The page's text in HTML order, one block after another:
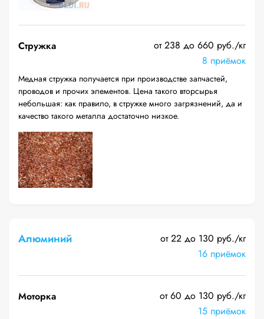
Стружка
от 238 до 660 руб./кг
8 приёмок
Медная стружка получается при производстве запчастей,
проводов и прочих элементов. Цена такого вторсырья
небольшая: как правило, в стружке много загрязнений, да и
качество такого металла достаточно низкое.
Алюминий
от 22 до 130 руб./кг
16 приёмок
Моторка
от 60 до 130 руб./кг
15 приёмок